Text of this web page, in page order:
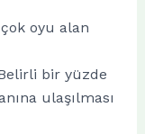
oyu alan
bir yüzde
ulaşılması